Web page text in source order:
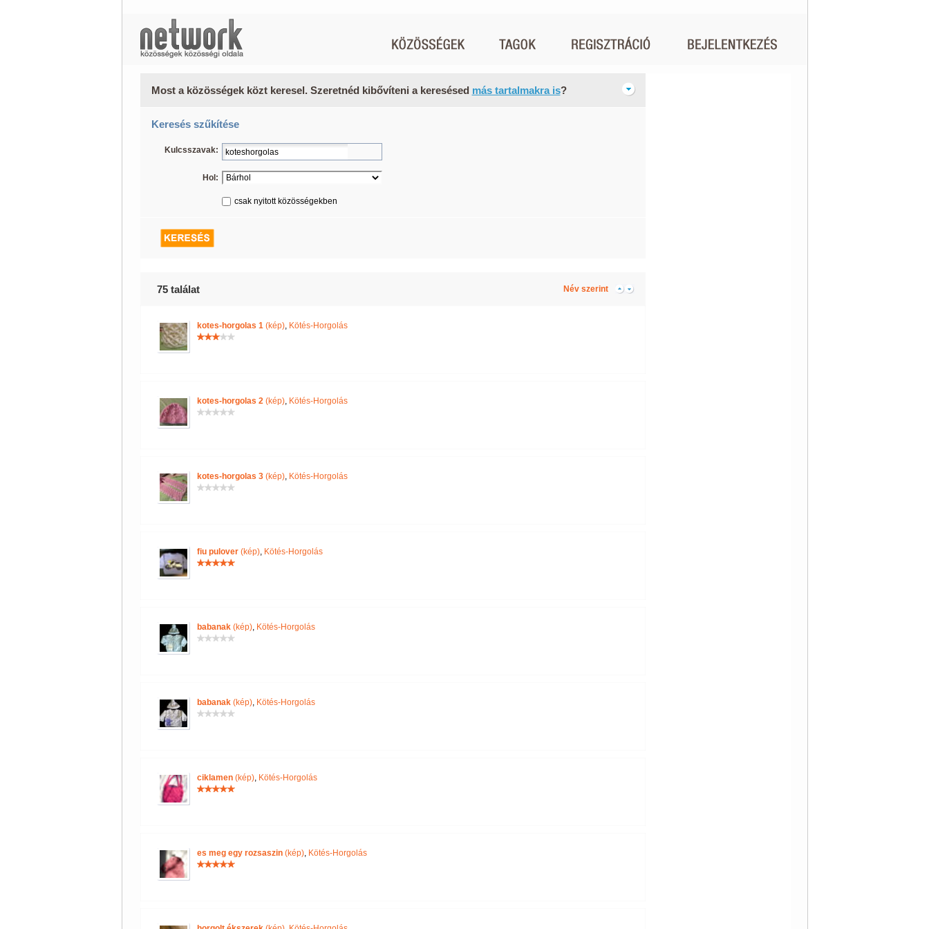
Most a közösségek közt keresel. Szeretnéd kibővíteni a keresésed más tartalmakra is?
Keresés szűkítése
Kulcsszavak:
Hol:
csak nyitott közösségekben
75 találat Név szerint
kotes-horgolas 1(kép), Kötés-Horgolás
kotes-horgolas 2(kép), Kötés-Horgolás
kotes-horgolas 3(kép), Kötés-Horgolás
fiu pulover(kép), Kötés-Horgolás
babanak(kép), Kötés-Horgolás
babanak(kép), Kötés-Horgolás
ciklamen(kép), Kötés-Horgolás
es meg egy rozsaszin(kép), Kötés-Horgolás